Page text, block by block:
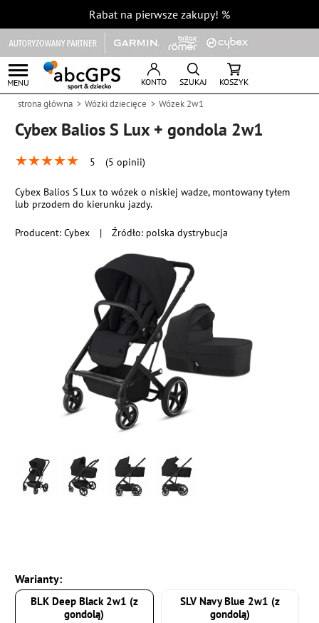
Rabat na pierwsze zakupy! %
MENU KONTO SZUKAJ KOSZYK
strona główna Wózki dziecięce Wózek 2w1
Cybex Balios S Lux + gondola 2w1
★★★★★ 5 (5 opinii)
Producent:Cybex | Źródło: polska dystrybucja
Cybex Balios S Lux to wózek o niskiej wadze, montowany tyłem
lub przodem do kierunku jazdy.
Warianty:
BLK Deep Black 2w1 (z
gondolą)
SLV Navy Blue 2w1 (z
gondolą)